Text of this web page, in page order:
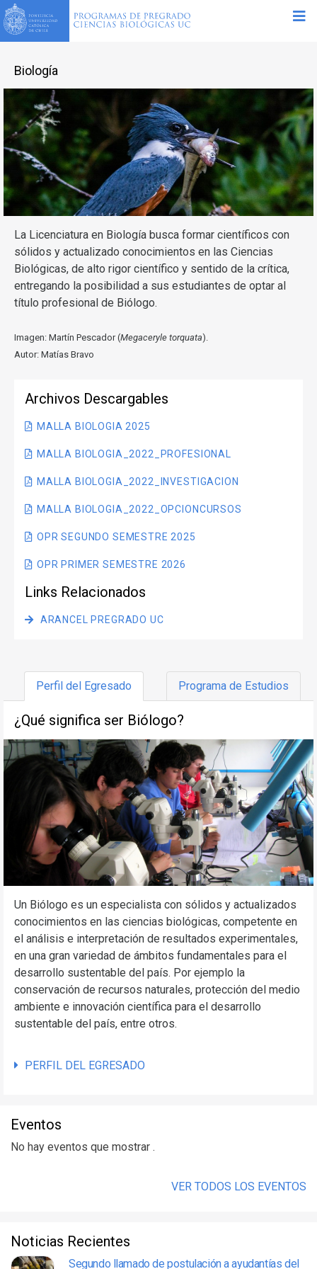
Biología
La Licenciatura en Biología busca formar científicos con
sólidos y actualizado conocimientos en las Ciencias
Biológicas, de alto rigor científico y sentido de la crítica,
entregando la posibilidad a sus estudiantes de optar al
título profesional de Biólogo.
Imagen: Martín Pescador (Megaceryle torquata).
Autor: Matías Bravo
Archivos Descargables
MALLA BIOLOGIA 2025
MALLA BIOLOGIA_2022_PROFESIONAL
MALLA BIOLOGIA_2022_INVESTIGACION
MALLA BIOLOGIA_2022_OPCIONCURSOS
OPR SEGUNDO SEMESTRE 2025
OPR PRIMER SEMESTRE 2026
Links Relacionados
ARANCEL PREGRADO UC
Perfil del Egresado Programa de Estudios
¿Qué significa ser Biólogo?
Un Biólogo es un especialista con sólidos y actualizados
conocimientos en las ciencias biológicas, competente en
el análisis e interpretación de resultados experimentales,
en una gran variedad de ámbitos fundamentales para el
desarrollo sustentable del país. Por ejemplo la
conservación de recursos naturales, protección del medio
ambiente e innovación científica para el desarrollo
sustentable del país, entre otros.
PERFIL DEL EGRESADO
Eventos
No hay eventos que mostrar .
VER TODOS LOS EVENTOS
Noticias Recientes
Segundo llamado de postulación a ayudantías del